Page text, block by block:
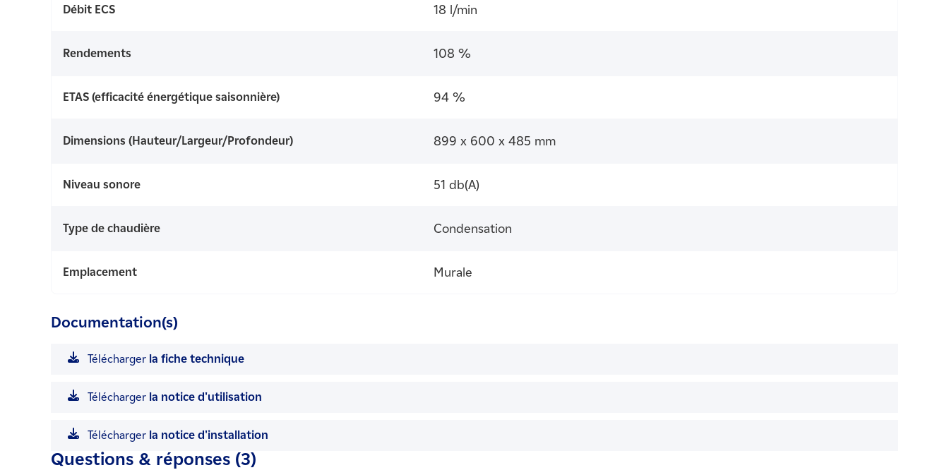
Débit ECS 18 l/min
Rendements 108 %
ETAS (efficacité énergétique saisonnière) 94 %
Dimensions (Hauteur/Largeur/Profondeur) 899 x 600 x 485 mm
Niveau sonore 51 db(A)
Type de chaudière Condensation
Emplacement Murale
Documentation(s)
Télécharger la fiche technique
Télécharger la notice d'utilisation
Télécharger la notice d'installation
Questions & réponses (3)